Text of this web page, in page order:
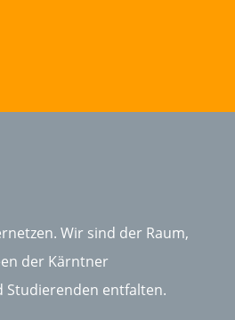
Wir sind der Raum,
der Kärntner
Studierenden entfalten.